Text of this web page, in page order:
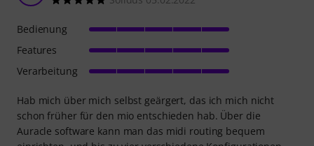
Hab mich über mich selbst geärgert, das ich mich nicht
schon früher für den mio entschieden hab. Über die
Auracle software kann man das midi routing bequem
Bedienung
Features
Verarbeitung